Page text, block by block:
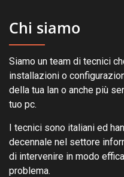
Chi siamo
Siamo un team di tecnici
installazioni o
della tua lan o anche più
tuo pc.
I tecnici sono italiani ed
decennale nel settore
di intervenire in modo
problema.